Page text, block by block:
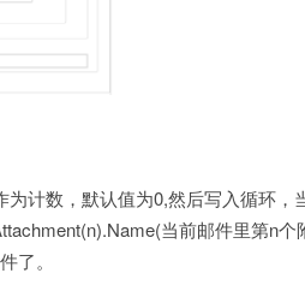
计数，默认值为0,然后写入循环
当前邮件里第n
了。